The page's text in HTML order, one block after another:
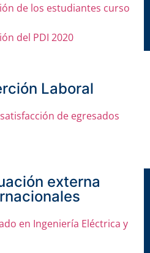
de los estudiantes curso
del PDI 2020
Laboral
de egresados
externa
en Ingeniería Eléctrica y